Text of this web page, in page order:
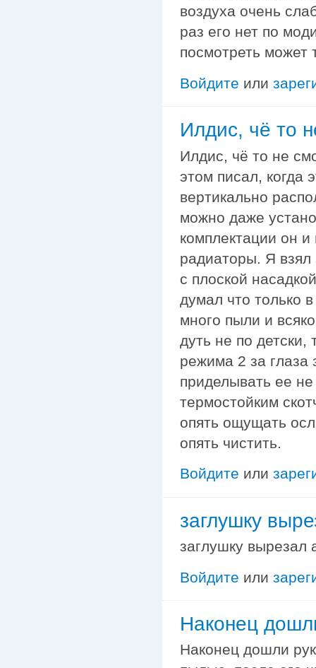
воздуха очень
раз его нет по
посмотреть может
Войдите или
Илдис, чё то
Илдис, чё то не
этом писал, когда
вертикально
можно даже
комплектации он
радиаторы. Я взял
с плоской
думал что только
много пыли и
дуть не по детски,
режима 2 за глаза
приделывать ее
термостойким
опять ощущать
опять чистить.
Войдите или
заглушку
заглушку вырезал
Войдите или
Наконец
Наконец дошли